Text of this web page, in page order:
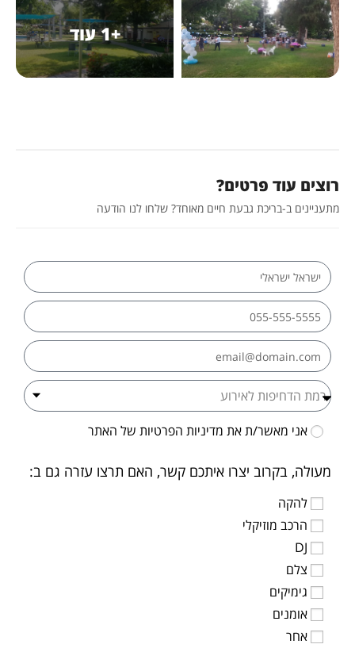
+1 עוד
רוצים עוד פרטים?
מתעניינים ב-בריכת גבעת חיים מאוחד? שלחו לנו הודעה
אני מאשר/ת את מדיניות הפרטיות של האתר
מעולה, בקרוב יצרו איתכם קשר, האם תרצו עזרה גם ב:
להקה
הרכב מוזיקלי
DJ
צלם
גימיקים
אומנים
אחר